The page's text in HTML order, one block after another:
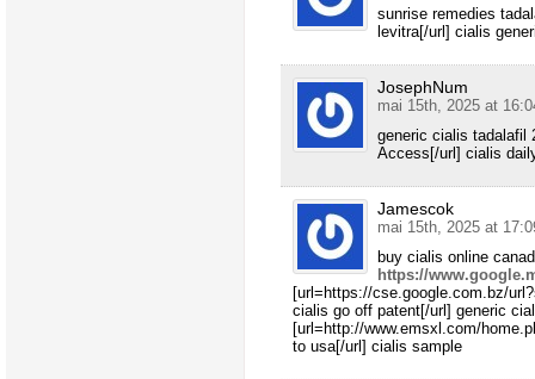
sunrise remedies
levitra[/url] cialis
JosephNum
mai 15th, 2025 at
generic cialis tadalafil
Access[/url] cialis
Jamescok
mai 15th, 2025 at
buy cialis online
https://
[url=https://cse.google.com.bz/
cialis go off patent[/url] generic
[url=http://www.emsxl.com/
to usa[/url] cialis sample